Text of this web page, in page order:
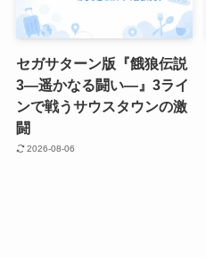
セガサターン版『餓狼伝説
3―遥かなる闘い―』3ライ
ンで戦うサウスタウンの激
闘
2026-08-06